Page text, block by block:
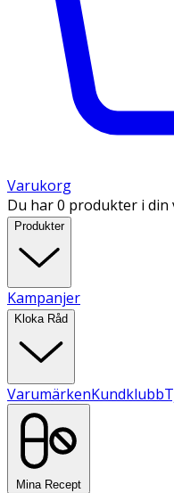
Varukorg
Du har 0 produkter i din
Produkter
Kampanjer
Kloka Råd
VarumärkenKundklubb
Mina Recept